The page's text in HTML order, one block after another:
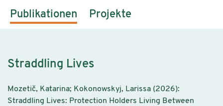
Publikationen Projekte
Straddling Lives
Mozetič, Katarina; Kokonowskyj, Larissa (2026):
Straddling Lives: Protection Holders Living Between